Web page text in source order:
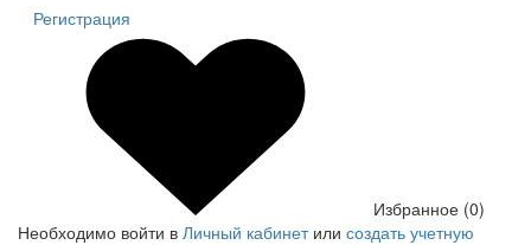
Регистрация
Избранное (0)
Необходимо войти в Личный кабинетили создать учетную